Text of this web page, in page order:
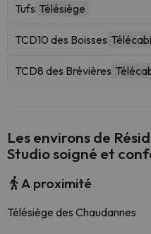
Tufs Télésiège
TCD10 des Boisses
TCD8 des Brévières
Les environs de
Studio soigné et
A proximité
Télésiège des Chaudannes